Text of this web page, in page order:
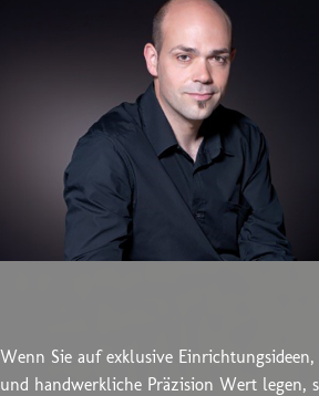
Wenn Sie auf exklusive
und handwerkliche Präzision Wert legen,